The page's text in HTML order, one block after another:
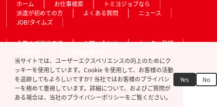
ホーム お仕事検索
トミヨジョブなら
派遣が初めての方
よくある質問
ニュース
JOB!タイムズ
企業のご担当者様 お問い合わせ
カンタン登録
Copyright © TOMIYO JOB!. All Rights Reserved.
当サイトでは、ユーザーエクスペリエンスの向上のためにク
ッキーを使用しています。Cookie を使用して、お客様の活動
を追跡してもよろしいですか? 当社ではお客様のプライバシ
ーを極めて重視しています。詳細について、およびご質問が
ある場合は、当社のプライバシーポリシーをご覧ください。
Yes No